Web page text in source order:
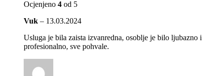
Ocjenjeno 4 od 5
Vuk – 13.03.2024
Usluga je bila zaista izvanredna, osoblje je bilo ljubazno i
profesionalno, sve pohvale.